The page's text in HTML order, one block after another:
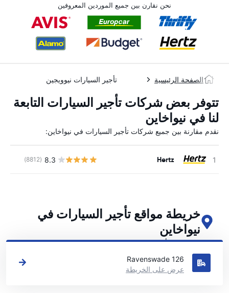
نحن نقارن بين جميع الموردين المعروفين
الصفحة الرئيسية تأجير السيارات نيوويجين
تتوفر بعض شركات تأجير السيارات التابعة
لنا في نيواخاين
نقدم مقارنة بين جميع شركات تأجير السيارات في نيواخاين:
Hertz
8.3
(8812)
خريطة مواقع تأجير السيارات في
نيواخاين
اطلع على مواقع تأجير السيارات الرئيسية لدينا في نيواخاين
Ravenswade 126
عرض على الخريطة